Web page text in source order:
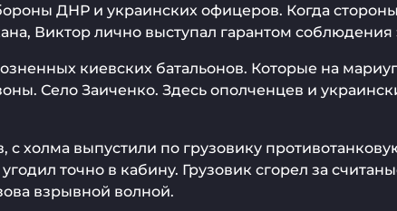
ДНР и украинских офицеров. Когда
Виктор лично выступал гарантом соблюдения
киевских батальонов. Которые на
Село Заиченко. Здесь ополченцев и
холма выпустили по грузовику
точно в кабину. Грузовик сгорел за
взрывной волной.